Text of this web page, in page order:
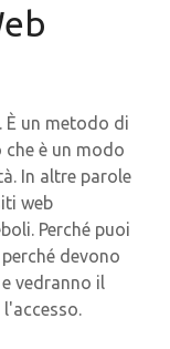
È un metodo di
è un modo
In altre parole
web
Perché puoi
devono
vedranno il